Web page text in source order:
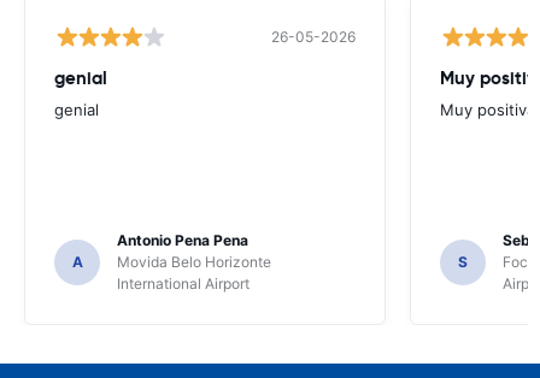
26-05-2026
genial
genial
A
Antonio Pena Pena
Movida Belo Horizonte
International Airport
Muy
Muy positiva
S
Foco